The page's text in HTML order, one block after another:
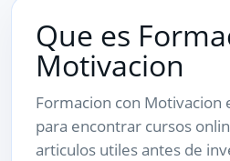
Que es
Motivacion
Formacion con Motivacion
para encontrar cursos
articulos utiles antes de